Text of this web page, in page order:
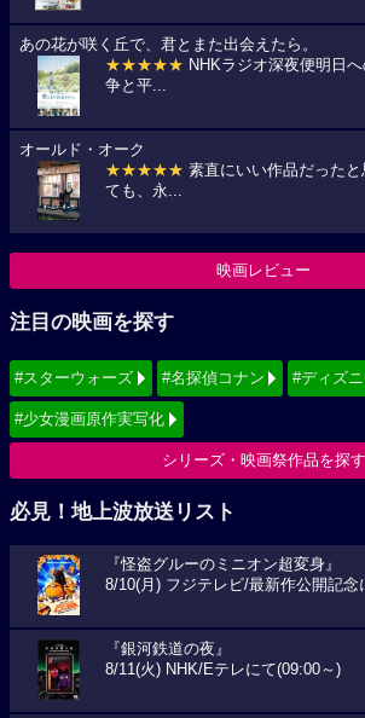
あの花が咲く丘で、君とまた出会えたら。
★★★★★ NHKラジオ深夜便明日
争と平...
オールド・オーク
★★★★★ 素直にいい作品だった
ても、永...
映画レビュー
注目の映画を探す
#スターウォーズ #名探偵コナン #ディズ
#少女漫画原作実写化
シリーズ・映画祭作品を探す
必見！地上波放送リスト
『怪盗グルーのミニオン超変身』
8/10(月) フジテレビ/最新作公開記念
『銀河鉄道の夜』
8/11(火) NHK/Eテレにて(09:00～)